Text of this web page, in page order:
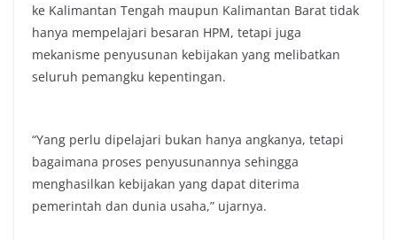
ke Kalimantan Tengah maupun Kalimantan Barat tidak
hanya mempelajari besaran HPM, tetapi juga
mekanisme penyusunan kebijakan yang melibatkan
seluruh pemangku kepentingan.
“Yang perlu dipelajari bukan hanya angkanya, tetapi
bagaimana proses penyusunannya sehingga
menghasilkan kebijakan yang dapat diterima
pemerintah dan dunia usaha,” ujarnya.